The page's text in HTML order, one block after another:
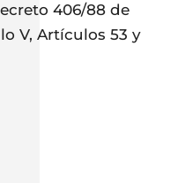
406/88 de
V, Artículos 53 y